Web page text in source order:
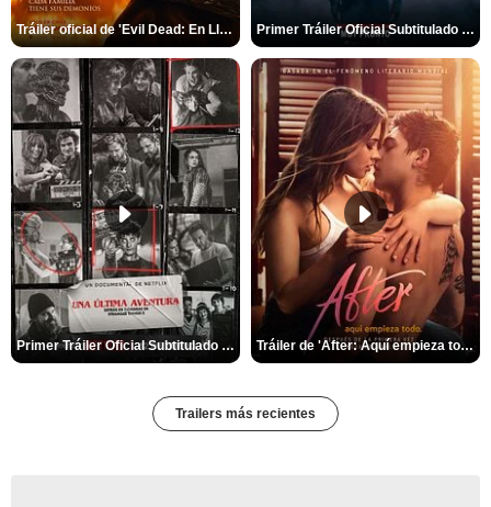
Tráiler oficial de 'Evil Dead: En Llamas' Primer Tráiler Oficial Subtitulado de 'La Noche Del Demonio: Están Entre Nosotros'
Primer Tráiler Oficial Subtitulado de 'Una última aventura: Detrás de cámaras de Stranger Things 5' Tráiler de 'After: Aquí empieza todo'
Trailers más recientes